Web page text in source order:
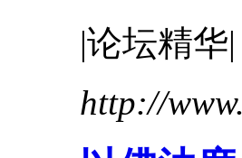
|论坛精华|
http://